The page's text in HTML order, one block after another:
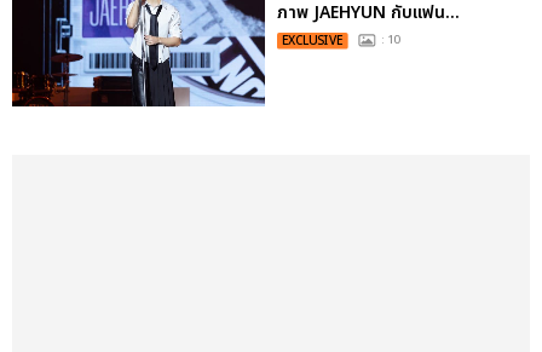
ภาพ JAEHYUN กับแฟน...
EXCLUSIVE : 10